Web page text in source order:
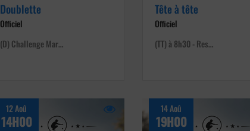
Doublette
Officiel
(D) Challenge Mar…
Tête à tête
Officiel
(TT) à 8h30 - Res…
12 Aoû
14H00
14 Aoû
19H00